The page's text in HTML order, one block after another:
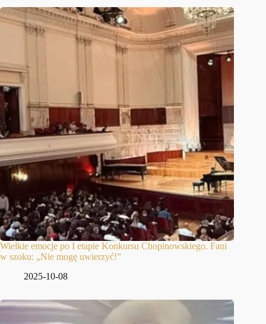
Wielkie emocje po I etapie Konkursu Chopinowskiego. Fani
w szoku: „Nie mogę uwierzyć!”
2025-10-08